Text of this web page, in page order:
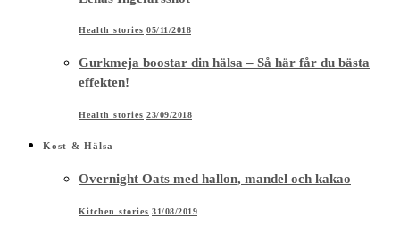
Health stories 05/11/2018
Gurkmeja boostar din hälsa – Så här får du bästa
effekten!
Health stories 23/09/2018
Kost & Hälsa
Overnight Oats med hallon, mandel och kakao
Kitchen stories 31/08/2019